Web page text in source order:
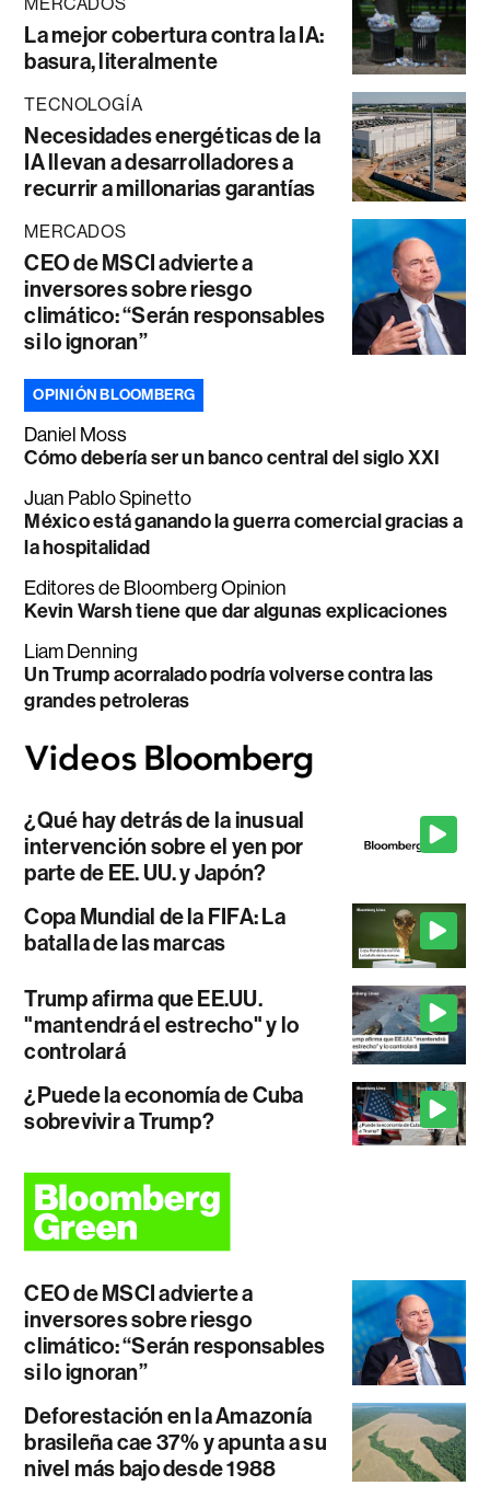
La mejor cobertura contra la IA:
basura, literalmente
TECNOLOGÍA
Necesidades energéticas de la
IA llevan a desarrolladores a
recurrir a millonarias garantías
MERCADOS
CEO de MSCI advierte a
inversores sobre riesgo
climático: “Serán responsables
si lo ignoran”
OPINIÓN BLOOMBERG
Daniel Moss
Cómo debería ser un banco central del siglo XXI
Juan Pablo Spinetto
México está ganando la guerra comercial gracias a
la hospitalidad
Editores de Bloomberg Opinion
Kevin Warsh tiene que dar algunas explicaciones
Liam Denning
Un Trump acorralado podría volverse contra las
grandes petroleras
¿Qué hay detrás de la inusual
intervención sobre el yen por
parte de EE. UU. y Japón?
Copa Mundial de la FIFA: La
batalla de las marcas
Trump afirma que EE.UU.
"mantendrá el estrecho" y lo
controlará
¿Puede la economía de Cuba
sobrevivir a Trump?
CEO de MSCI advierte a
inversores sobre riesgo
climático: “Serán responsables
si lo ignoran”
Deforestación en la Amazonía
brasileña cae 37% y apunta a su
nivel más bajo desde 1988